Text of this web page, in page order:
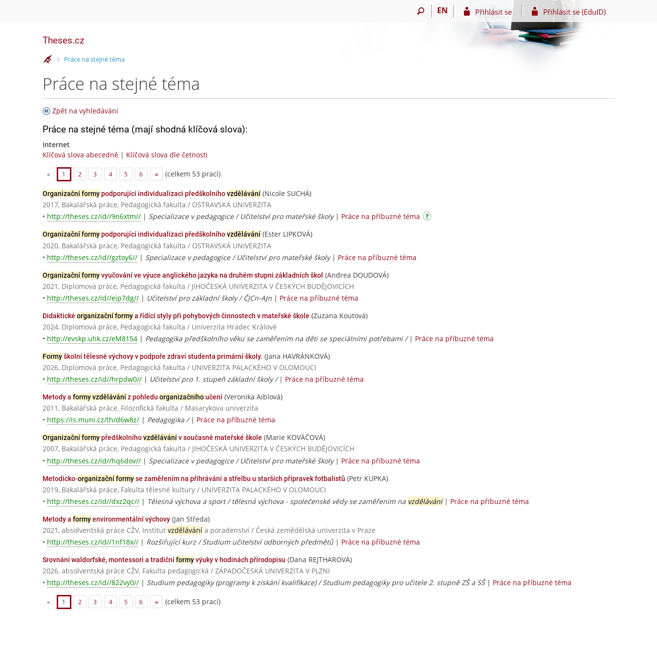
EN Přihlásit se Přihlásit se (EduID)
Theses.cz
>Práce na stejné téma
Práce na stejné téma
Zpět na vyhledávání
Práce na stejné téma (mají shodná klíčová slova):
internet
Klíčová slova abecedně | Klíčová slova dle četnosti
« 1 2 3 4 5 6 » (celkem 53 prací)
Organizační formypodporující individualizaci předškolníhovzdělávání (Nicole SUCHÁ)
2017, Bakalářská práce, Pedagogická fakulta / OSTRAVSKÁ UNIVERZITA
• http://theses.cz/id//9n6xtm// | Specializace v pedagogice / Učitelství pro mateřské školy| Práce na příbuzné téma
Organizační formypodporující individualizaci předškolníhovzdělávání (Ester LIPKOVÁ)
2020, Bakalářská práce, Pedagogická fakulta / OSTRAVSKÁ UNIVERZITA
• http://theses.cz/id//gztoy6// | Specializace v pedagogice / Učitelství pro mateřské školy| Práce na příbuzné téma
Organizační formyvyučování ve výuce anglického jazyka na druhém stupni základních škol (Andrea DOUDOVÁ)
2021, Diplomová práce, Pedagogická fakulta / JIHOČESKÁ UNIVERZITA V ČESKÝCH BUDĚJOVICÍCH
• http://theses.cz/id//eip7dg// | Učitelství pro základní školy / ČJCn-AJn | Práce na příbuzné téma
Didaktické organizační formya řídící styly při pohybových činnostech v mateřské škole (Zuzana Koutová)
2024, Diplomová práce, Pedagogická fakulta / Univerzita Hradec Králové
• http://evskp.uhk.cz/eM8154 | Pedagogika předškolního věku se zaměřením na děti se speciálními potřebami / | Práce na příbuzné téma
Formyškolní tělesné výchovy v podpoře zdraví studenta primární školy. (Jana HAVRÁNKOVÁ)
2026, Diplomová práce, Pedagogická fakulta / UNIVERZITA PALACKÉHO V OLOMOUCI
• http://theses.cz/id//hrpdw0// | Učitelství pro 1. stupeň základní školy / | Práce na příbuzné téma
Metody a formy vzděláváníz pohledu organizačníhoučení (Veronika Aiblová)
2011, Bakalářská práce, Filozofická fakulta / Masarykova univerzita
• https://is.muni.cz/th/d6w8z/ | Pedagogika / | Práce na příbuzné téma
Organizační formypředškolníhovzdělávánív současné mateřské škole (Marie KOVÁČOVÁ)
2007, Bakalářská práce, Pedagogická fakulta / JIHOČESKÁ UNIVERZITA V ČESKÝCH BUDĚJOVICÍCH
• http://theses.cz/id//hq6dov// | Specializace v pedagogice / Učitelství pro mateřské školy| Práce na příbuzné téma
Metodicko-organizační formyse zaměřením na přihrávání a střelbu u starších přípravek fotbalistů (Petr KUPKA)
2019, Bakalářská práce, Fakulta tělesné kultury / UNIVERZITA PALACKÉHO V OLOMOUCI
• http://theses.cz/id//dxz2qc// | Tělesná výchova a sport / tělesná výchova - společenské vědy se zaměřením na vzdělávání| Práce na příbuzné téma
Metody a formyenvironmentální výchovy (Jan Středa)
2021, absolventská práce CŽV, Institut vzdělávání a poradenství / Česká zemědělská univerzita v Praze
• http://theses.cz/id//1nf18x// | Rozšiřující kurz / Studium učitelství odborných předmětů | Práce na příbuzné téma
Srovnání waldorfské, montessori a tradičníformyvýuky v hodinách přírodopisu (Dana REJTHAROVÁ)
2026, absolventská práce CŽV, Fakulta pedagogická / ZÁPADOČESKÁ UNIVERZITA V PLZNI
• http://theses.cz/id//822vy0// | Studium pedagogiky (programy k získání kvalifikace) / Studium pedagogiky pro učitele 2. stupně ZŠ a SŠ| Práce na příbuzné téma
« 1 2 3 4 5 6 » (celkem 53 prací)